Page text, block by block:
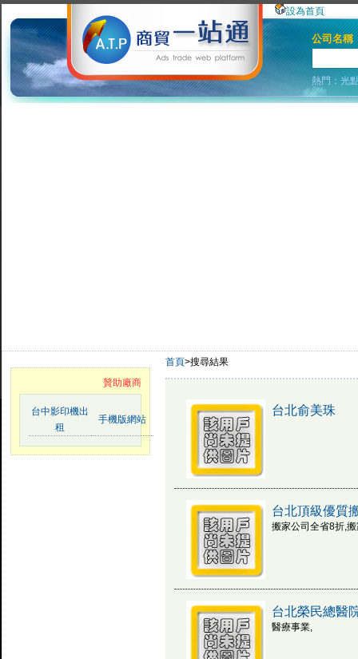
設為首頁
公司名稱
熱門：光
贊助廠商
台中影印機出
租
手機版網站
首頁>搜尋結果
台北俞美珠
台北頂級優質
搬家公司全省8折,
台北榮民總醫
醫療事業,